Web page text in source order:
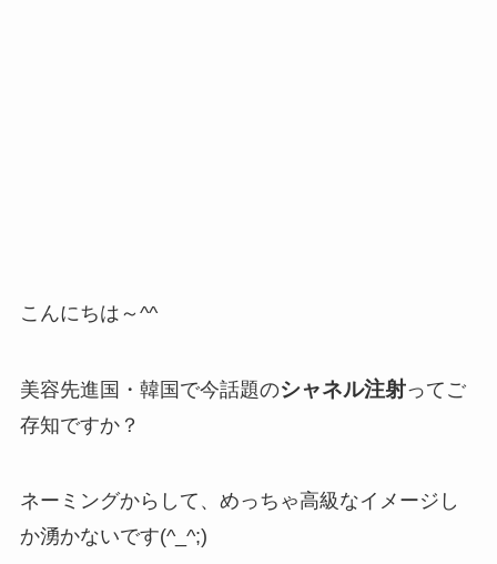
こんにちは～^^
美容先進国・韓国で今話題のシャネル注射ってご
存知ですか？
ネーミングからして、めっちゃ高級なイメージし
か湧かないです(^_^;)